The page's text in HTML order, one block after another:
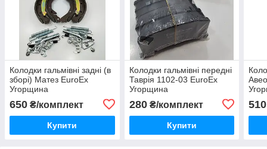
Колодки гальмівні задні (в
зборі) Матез EuroEx
Угорщина
650 ₴/комплект
Купити
Колодки гальмівні передні
Таврія 1102-03 EuroEx
Угорщина
280₴/комплект
Купити
510